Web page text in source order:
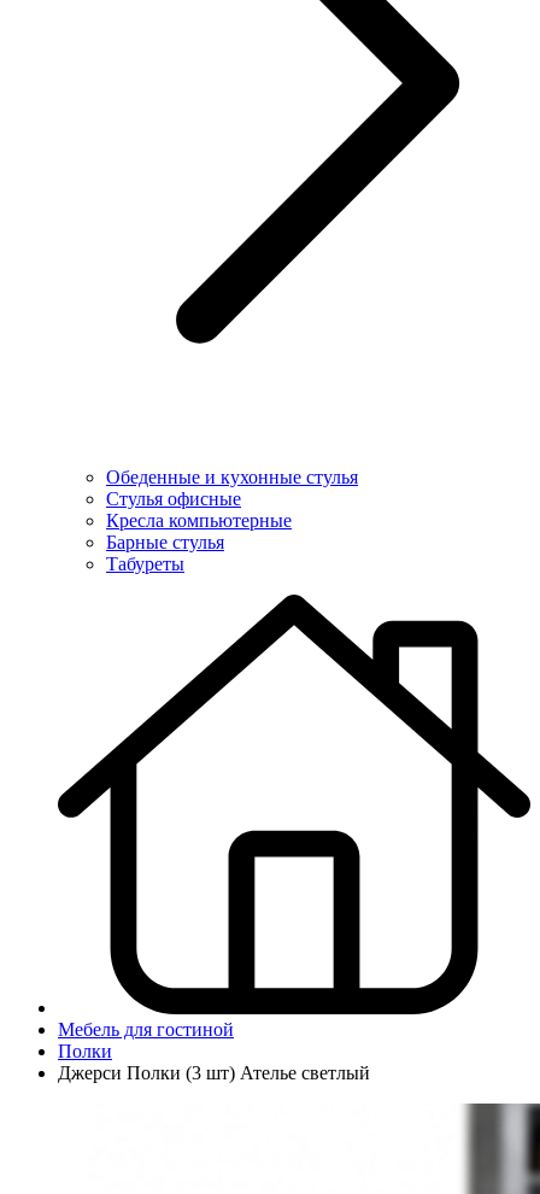
Обеденные и кухонные стулья
Стулья офисные
Кресла компьютерные
Барные стулья
Табуреты
Мебель для гостиной
Полки
Джерси Полки (3 шт) Ателье светлый